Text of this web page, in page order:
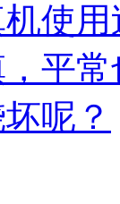
使
平
呢？